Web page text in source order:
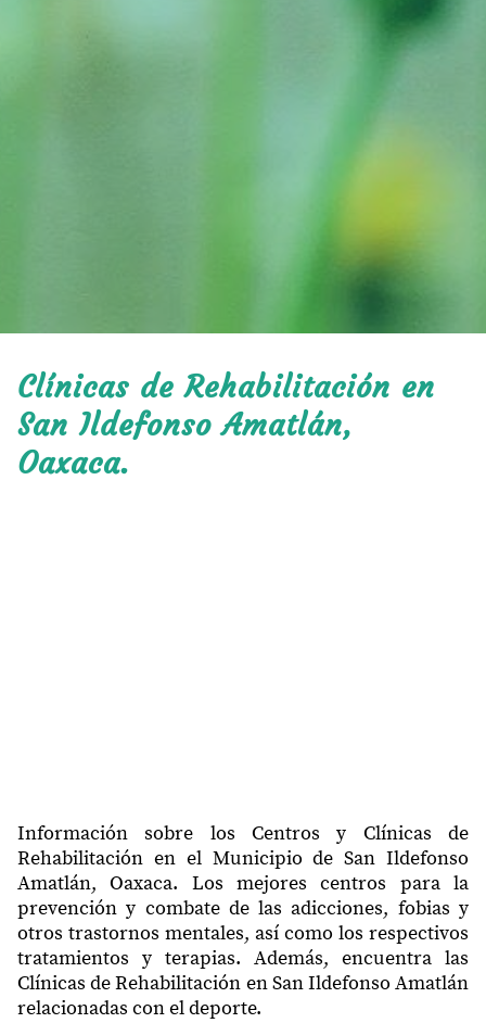
Clínicas de Rehabilitación en
San Ildefonso Amatlán,
Oaxaca.
Información sobre los Centros y Clínicas de
Rehabilitación en el Municipio de San Ildefonso
Amatlán, Oaxaca. Los mejores centros para la
prevención y combate de las adicciones, fobias y
otros trastornos mentales, así como los respectivos
tratamientos y terapias. Además, encuentra las
Clínicas de Rehabilitación en San Ildefonso Amatlán
relacionadas con el deporte.